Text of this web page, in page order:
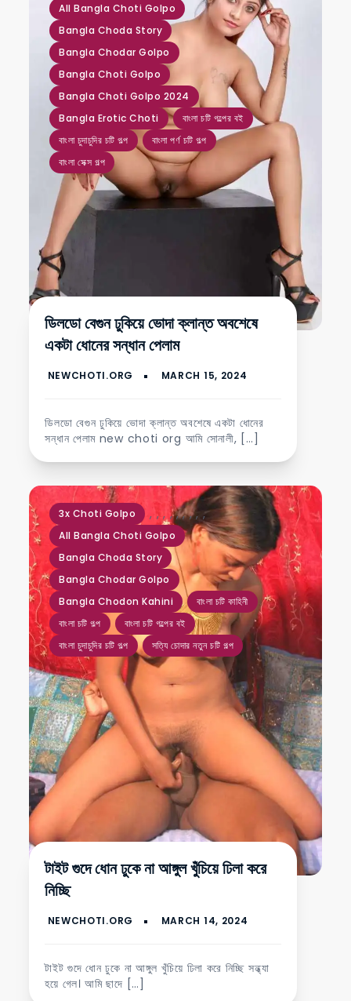
All Bangla Choti Golpo
Bangla Choda Story
Bangla Chodar Golpo
Bangla Choti Golpo
Bangla Choti Golpo 2024
Bangla Erotic Choti বাংলা চটি গল্পের বই
বাংলা চুদাচুদির চটি গল্প বাংলা পর্ণ চটি গল্প
বাংলা সেক্স গল্প
ডিলডো বেগুন ঢুকিয়ে ভোদা ক্লান্ত অবশেষে
একটা ধোনের সন্ধান পেলাম
ডিলডো বেগুন ঢুকিয়ে ভোদা ক্লান্ত অবশেষে একটা ধোনের
সন্ধান পেলাম new choti org আমি সোনালী, […]
3x Choti Golpo ,
All Bangla Choti Golpo
,
Bangla Choda Story
,
Bangla Chodar Golpo
,
Bangla Chodon Kahini
,
বাংলা চটি কাহিনী
,
বাংলা চটি গল্প
,
বাংলা চটি গল্পের বই
,
বাংলা চুদাচুদির চটি গল্প
,
সত্যি চোদার নতুন চটি গল্প
টাইট গুদে ধোন ঢুকে না আঙ্গুল খুঁচিয়ে ঢিলা করে
নিচ্ছি
টাইট গুদে ধোন ঢুকে না আঙ্গুল খুঁচিয়ে ঢিলা করে নিচ্ছি সন্ধ্যা
হয়ে গেল। আমি ছাদে […]